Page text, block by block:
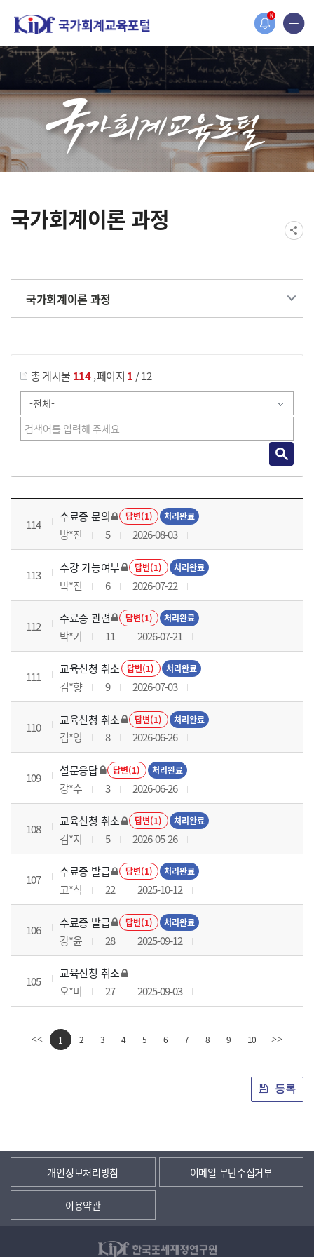
N
홈페이지가 새롭게 개편되었습니다.
한국조세재정연구원홈페이지가 새롭게 개설되었습니다.
국가회계이론 과정
국가회계이론 과정
총 게시물 114,페이지 1 / 12
국가회계이론 과정 목록 으로 번호, 제목, 작성자, 조회수, 등록 일로 나열 되고 있습니다.
114
수료증 문의 답변(1) 처리완료
방*진 5 2026-08-03
113
수강 가능여부 답변(1) 처리완료
박*진 6 2026-07-22
112
수료증 관련 답변(1) 처리완료
박*기 11 2026-07-21
111
교육신청 취소 답변(1) 처리완료
김*향 9 2026-07-03
110
교육신청 취소 답변(1) 처리완료
김*영 8 2026-06-26
109
설문응답 답변(1) 처리완료
강*수 3 2026-06-26
108
교육신청 취소 답변(1) 처리완료
김*지 5 2026-05-26
107
수료증 발급 답변(1) 처리완료
고*식 22 2025-10-12
106
수료증 발급 답변(1) 처리완료
강*윤 28 2025-09-12
105
교육신청 취소
오*미
27 2025-09-03
<< 1 2 3 4 5 6 7 8 9 10 >>
등록
개인정보처리방침 이메일 무단수집거부
이용약관